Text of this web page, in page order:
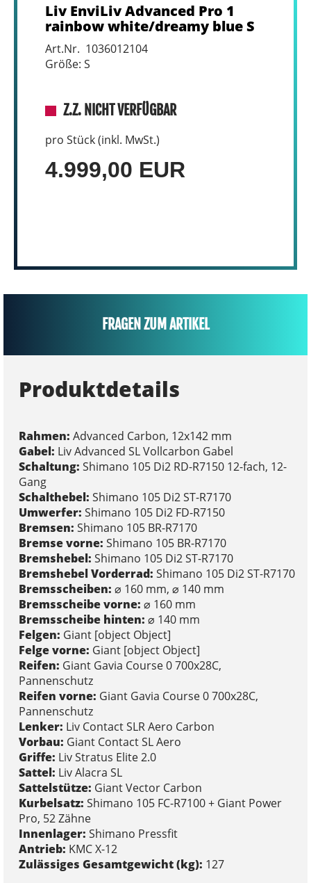
Liv EnviLiv Advanced Pro 1
rainbow white/dreamy blue S
Art.Nr. 1036012104
Größe: S
Z.Z. NICHT VERFÜGBAR
pro Stück (inkl. MwSt.)
4.999,00 EUR
FRAGEN ZUM ARTIKEL
Produktdetails
Rahmen: Advanced Carbon, 12x142 mm
Gabel: Liv Advanced SL Vollcarbon Gabel
Schaltung: Shimano 105 Di2 RD-R7150 12-fach, 12-
Gang
Schalthebel: Shimano 105 Di2 ST-R7170
Umwerfer: Shimano 105 Di2 FD-R7150
Bremsen: Shimano 105 BR-R7170
Bremse vorne: Shimano 105 BR-R7170
Bremshebel: Shimano 105 Di2 ST-R7170
Bremshebel Vorderrad: Shimano 105 Di2 ST-R7170
Bremsscheiben: ⌀ 160 mm, ⌀ 140 mm
Bremsscheibe vorne: ⌀ 160 mm
Bremsscheibe hinten: ⌀ 140 mm
Felgen: Giant [object Object]
Felge vorne: Giant [object Object]
Reifen: Giant Gavia Course 0 700x28C,
Pannenschutz
Reifen vorne: Giant Gavia Course 0 700x28C,
Pannenschutz
Lenker: Liv Contact SLR Aero Carbon
Vorbau: Giant Contact SL Aero
Griffe: Liv Stratus Elite 2.0
Sattel: Liv Alacra SL
Sattelstütze: Giant Vector Carbon
Kurbelsatz: Shimano 105 FC-R7100 + Giant Power
Pro, 52 Zähne
Innenlager: Shimano Pressfit
Antrieb: KMC X-12
Zulässiges Gesamtgewicht (kg): 127